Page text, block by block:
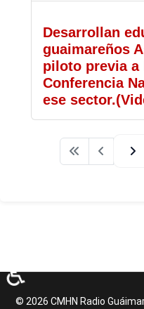
Desarrollan
guaimareños
piloto previa a
Conferencia
ese
© 2026 CMHN Radio